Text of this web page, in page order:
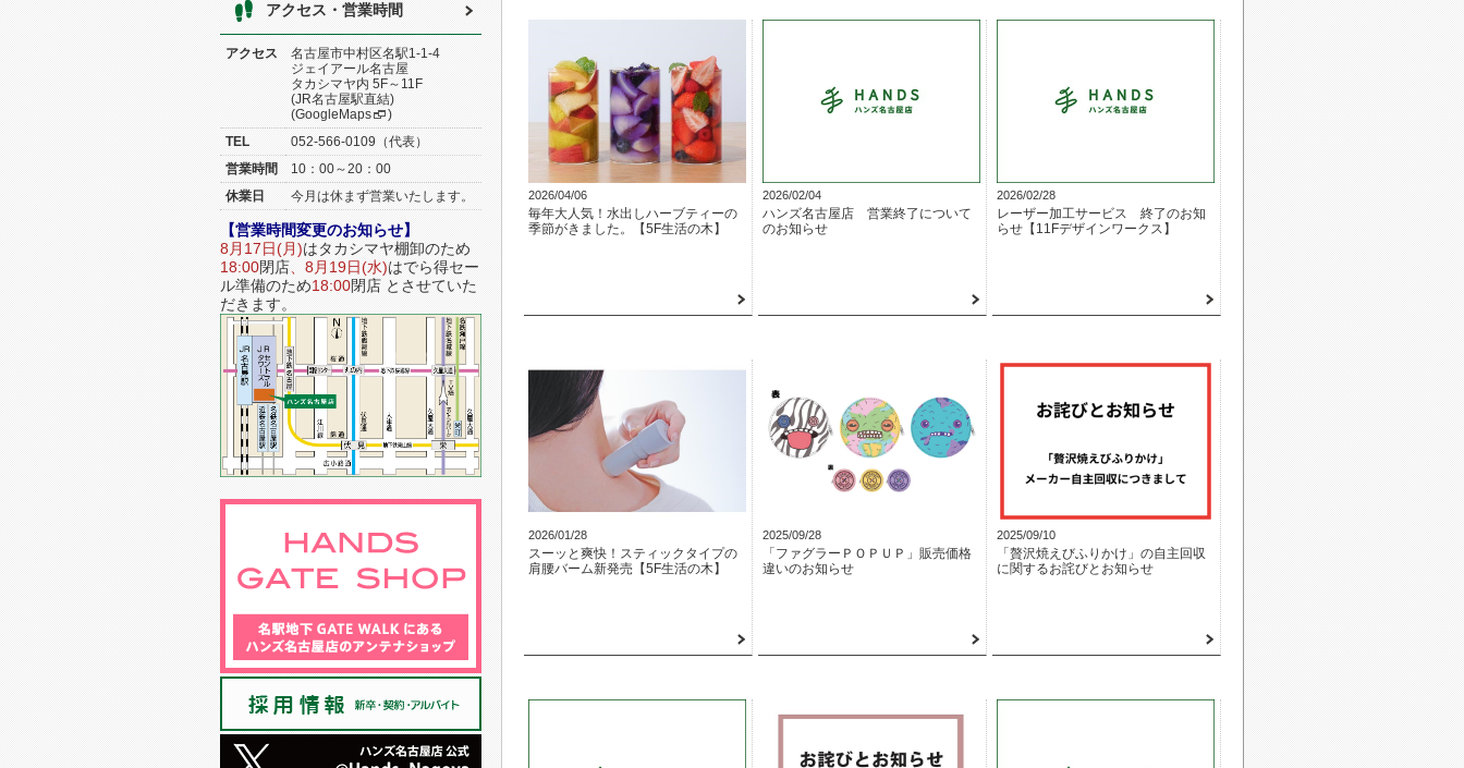
2026/04/06
毎年大人気！水出しハーブティーの
季節がきました。【5F生活の木】
2026/02/04
ハンズ名古屋店 営業終了について
のお知らせ
2026/02/28
レーザー加工サービス 終了のお知
らせ【11Fデザインワークス】
2026/01/28
スーッと爽快！スティックタイプの
肩腰バーム新発売【5F生活の木】
2025/09/28
「ファグラーＰＯＰＵＰ」販売価格
違いのお知らせ
2025/09/10
「贅沢焼えびふりかけ」の自主回収
に関するお詫びとお知らせ
アクセス・営業時間
アクセス
名古屋市中村区名駅1-1-4
ジェイアール名古屋
タカシマヤ内 5F～11F
(JR名古屋駅直結)
(GoogleMaps
)
TEL
052-566-0109（代表）
営業時間
10：00～20：00
休業日
今月は休まず営業いたします。
【営業時間変更のお知らせ】
8月17日(月)はタカシマヤ棚卸のため
18:00閉店 8月19日(水)はでら得セー
ル準備のため18:00閉店 とさせていた
だきます。